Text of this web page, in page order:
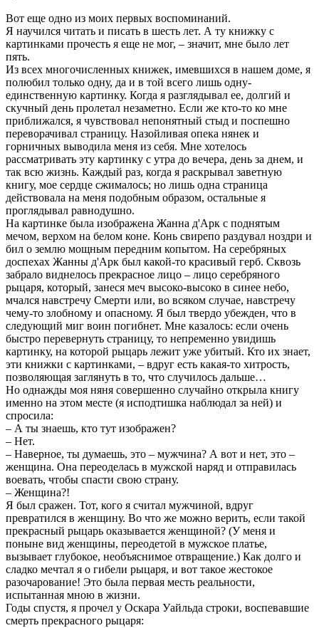
Вот еще одно из моих первых воспоминаний.
Я научился читать и писать в шесть лет. А ту книжку с
картинками прочесть я еще не мог, – значит, мне было лет
пять.
Из всех многочисленных книжек, имевшихся в нашем доме, я
полюбил только одну, да и в той всего лишь одну-
единственную картинку. Когда я разглядывал ее, долгий и
скучный день пролетал незаметно. Если же кто-то ко мне
приближался, я чувствовал непонятный стыд и поспешно
переворачивал страницу. Назойливая опека нянек и
горничных выводила меня из себя. Мне хотелось
рассматривать эту картинку с утра до вечера, день за днем, и
так всю жизнь. Каждый раз, когда я раскрывал заветную
книгу, мое сердце сжималось; но лишь одна страница
действовала на меня подобным образом, остальные я
проглядывал равнодушно.
На картинке была изображена Жанна д'Арк с поднятым
мечом, верхом на белом коне. Конь свирепо раздувал ноздри и
бил о землю мощным передним копытом. На серебряных
доспехах Жанны д'Арк был какой-то красивый герб. Сквозь
забрало виднелось прекрасное лицо – лицо серебряного
рыцаря, который, занеся меч высоко-высоко в синее небо,
мчался навстречу Смерти или, во всяком случае, навстречу
чему-то злобному и опасному. Я был твердо убежден, что в
следующий миг воин погибнет. Мне казалось: если очень
быстро перевернуть страницу, то непременно увидишь
картинку, на которой рыцарь лежит уже убитый. Кто их знает,
эти книжки с картинками, – вдруг есть какая-то хитрость,
позволяющая заглянуть в то, что случилось дальше…
Но однажды моя няня совершенно случайно открыла книгу
именно на этом месте (я исподтишка наблюдал за ней) и
спросила:
– А ты знаешь, кто тут изображен?
– Нет.
– Наверное, ты думаешь, это – мужчина? А вот и нет, это –
женщина. Она переоделась в мужской наряд и отправилась
воевать, чтобы спасти свою страну.
– Женщина?!
Я был сражен. Тот, кого я считал мужчиной, вдруг
превратился в женщину. Во что же можно верить, если такой
прекрасный рыцарь оказывается женщиной? (У меня и
поныне вид женщины, переодетой в мужское платье,
вызывает глубокое, необъяснимое отвращение.) Как долго и
сладко мечтал я о гибели рыцаря, и вот такое жестокое
разочарование! Это была первая месть реальности,
испытанная мною в жизни.
Годы спустя, я прочел у Оскара Уайльда строки, воспевавшие
смерть прекрасного рыцаря: